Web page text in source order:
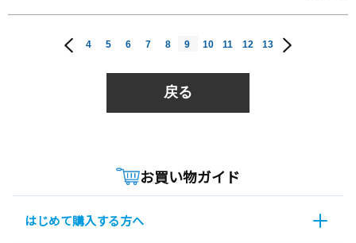
4 5 6 7 8 9 10 11 12 13
戻る
お買い物ガイド
はじめて購入する方へ